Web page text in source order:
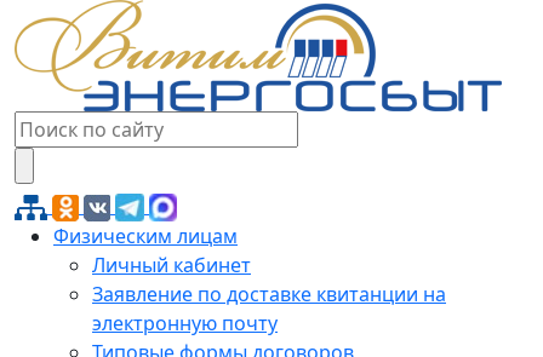
Физическим лицам
Личный кабинет
Заявление по доставке квитанции на
электронную почту